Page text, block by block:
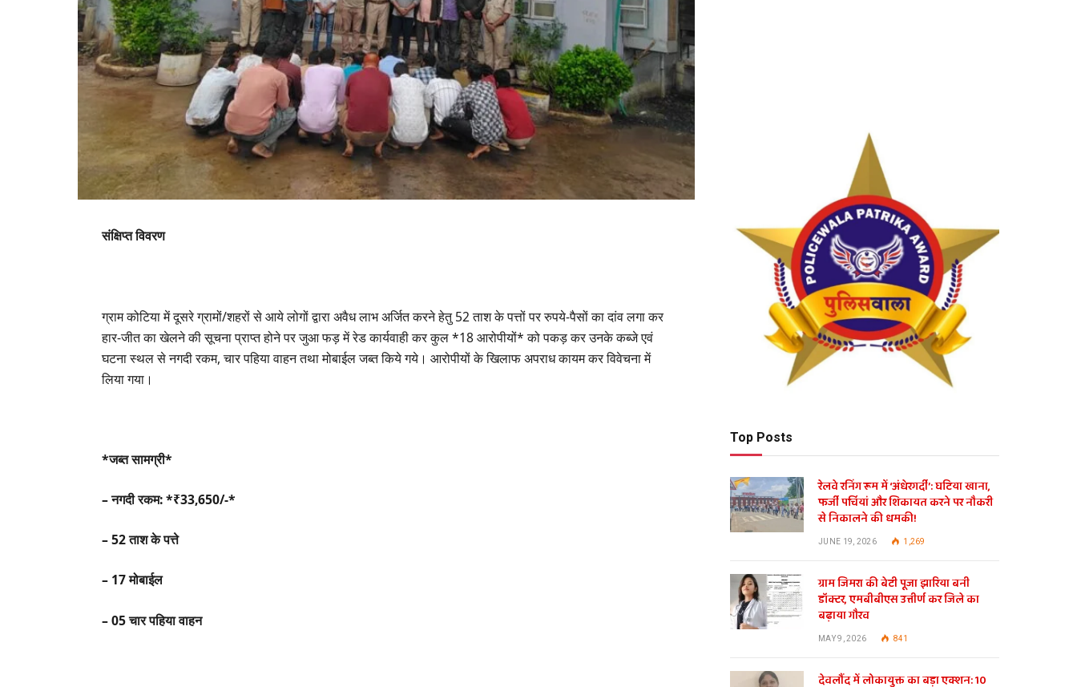
संक्षिप्त विवरण
ग्राम कोटिया में दूसरे ग्रामों/शहरों से आये लोगों द्वारा अवैध लाभ अर्जित करने हेतु 52 ताश के पत्तों पर रुपये-पैसों का दांव लगा कर
हार-जीत का खेलने की सूचना प्राप्त होने पर जुआ फड़ में रेड कार्यवाही कर कुल *18 आरोपीयों* को पकड़ कर उनके कब्जे एवं
घटना स्थल से नगदी रकम, चार पहिया वाहन तथा मोबाईल जब्त किये गये। आरोपीयों के खिलाफ अपराध कायम कर विवेचना में
लिया गया।
*जब्त सामग्री*
– नगदी रकम: *₹33,650/-*
– 52 ताश के पत्ते
– 17 मोबाईल
– 05 चार पहिया वाहन
Top Posts
रेलवे रनिंग रूम में ‘अंधेरगर्दी’: घटिया खाना,
फर्जी पर्चियां और शिकायत करने पर नौकरी
से निकालने की धमकी!
JUNE 19, 2026 1,269
ग्राम जिमरा की बेटी पूजा झारिया बनी
डॉक्टर, एमबीबीएस उत्तीर्ण कर जिले का
बढ़ाया गौरव
MAY 9, 2026 841
देवलौंद में लोकायुक्त का बड़ा एक्शन: 10